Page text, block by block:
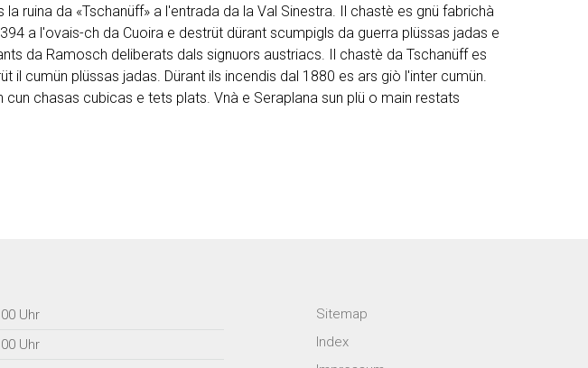
ruina da «Tschanüff» a l'entrada da la Val Sinestra. Il chastè es gnü fabrichà
a l'ovais-ch da Cuoira e destrüt dürant scumpigls da guerra plüssas jadas e
da Ramosch deliberats dals signuors austriacs. Il chastè da Tschanüff es
il cumün plüssas jadas. Dürant ils incendis dal 1880 es ars giò l'inter cumün.
chasas cubicas e tets plats. Vnà e Seraplana sun plü o main restats
Uhr
Uhr
Sitemap
Index